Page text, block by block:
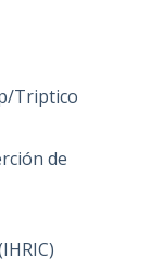
Triptico
de